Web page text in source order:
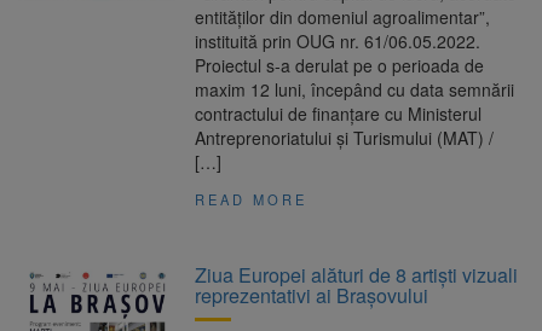
aceeași oră și același barementităților din domeniul agroalimentar”,
instituită prin OUG nr. 61/06.05.2022.
Proiectul s-a derulat pe o perioada de
maxim 12 luni, începând cu data semnării
contractului de finanțare cu Ministerul
Antreprenoriatului și Turismului (MAT) /
[…]
READ MORE
Ziua Europei alături de 8 artiști vizuali
reprezentativi ai Brașovului